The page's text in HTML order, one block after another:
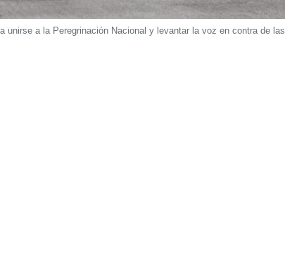
unirse a la Peregrinación Nacional y levantar la voz en contra de las